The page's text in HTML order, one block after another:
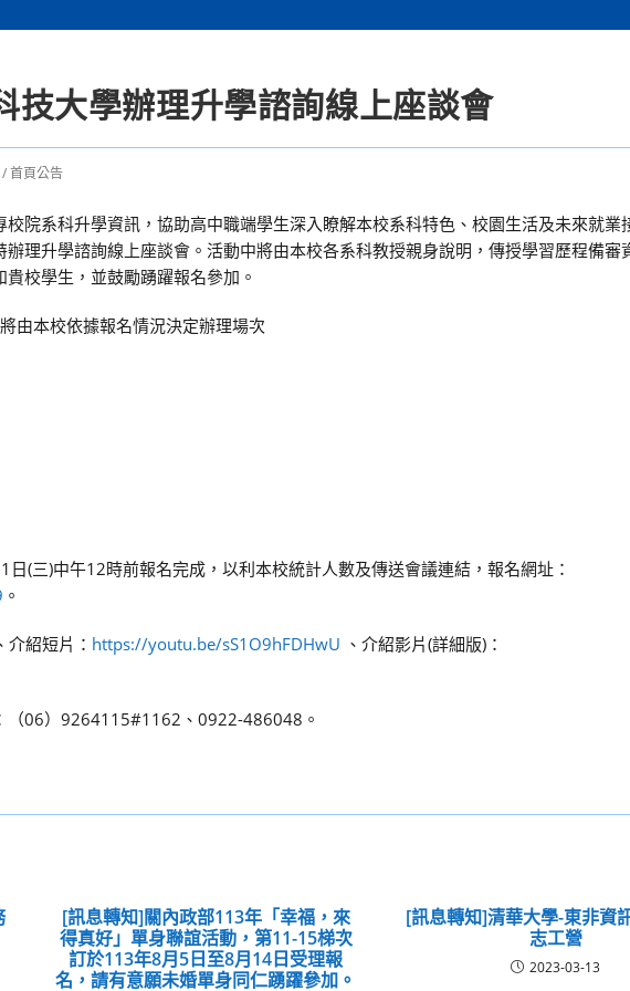
技大學辦理升學諮詢線上座談會
/首頁公告
院系科升學資訊，協助高中職端學生深入瞭解本校系科特色、校園生活及未來就業
理升學諮詢線上座談會。活動中將由本校各系科教授親身說明，傳授學習歷程備審
校學生，並鼓勵踴躍報名參加。
由本校依據報名情況決定辦理場次
(三)中午12時前報名完成，以利本校統計人數及傳送會議連結，報名網址：
。
介紹短片： https://youtu.be/sS1O9hFDHwU 、介紹影片(詳細版)：
（06）9264115#1162、0922-486048。
[訊息轉知]關內政部113年「幸福，來
得真好」單身聯誼活動，第11-15梯次
訂於113年8月5日至8月14日受理報
名，請有意願未婚單身同仁踴躍參加。
[訊息轉知]清華大學-東非資
志工營
2023-03-13